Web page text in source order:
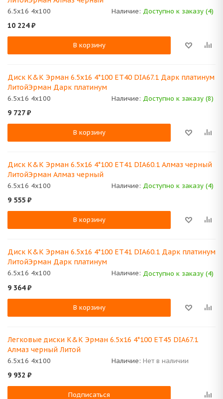
6.5x16 4x100 Наличие: Доступно к заказу (4)
10 224₽
В корзину
Диск K&K Эрман 6.5x16 4*100 ET40 DIA67.1 Дарк платинум
ЛитойЭрман Дарк платинум
6.5x16 4x100 Наличие: Доступно к заказу (8)
9 727₽
В корзину
Диск K&K Эрман 6.5x16 4*100 ET41 DIA60.1 Алмаз черный
ЛитойЭрман Алмаз черный
6.5x16 4x100 Наличие: Доступно к заказу (4)
9 555 ₽
В корзину
Диск K&K Эрман 6.5x16 4*100 ET41 DIA60.1 Дарк платинум
ЛитойЭрман Дарк платинум
6.5x16 4x100 Наличие: Доступно к заказу (4)
9 364₽
В корзину
Легковые диски K&K Эрман 6.5x16 4*100 ET45 DIA67.1
Алмаз черный Литой
6.5x16 4x100 Наличие: Нет в наличии
9 932 ₽
Подписаться